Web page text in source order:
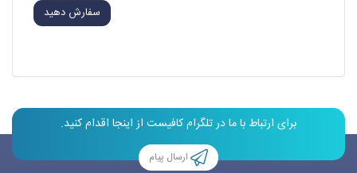
سفارش دهید
برای ارتباط با ما در تلگرام کافیست از اینجا اقدام کنید.
ارسال پیام